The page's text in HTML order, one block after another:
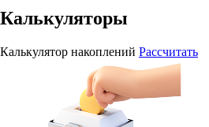
Калькуляторы
Калькулятор накоплений Рассчитать